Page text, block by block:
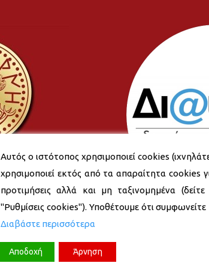
Αυτός ο ιστότοπος χρησιμοποιεί cookies
χρησιμοποιεί εκτός από τα απαραίτητα cookies
προτιμήσεις αλλά και μη ταξινομημένα
"Ρυθμίσεις cookies"). Υποθέτουμε ότι συμφωνείτε
Διαβάστε περισσότερα
Αποδοχή Άρνηση